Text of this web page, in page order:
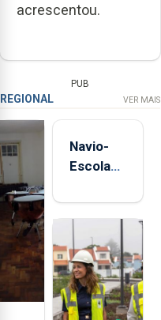
acrescentou.
PUB
REGIONAL VER MAIS
Navio-
Escola
está de
aos
Açores